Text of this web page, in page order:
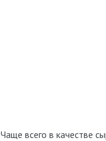
Чаще всего в качестве